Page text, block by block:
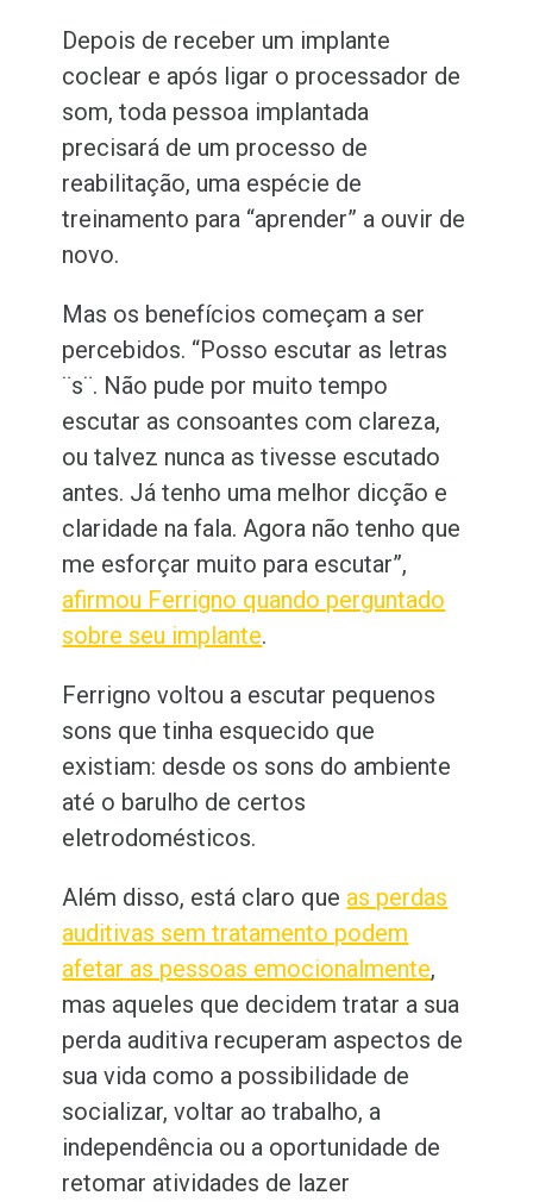
Depois de receber um implante
coclear e após ligar o processador de
som, toda pessoa implantada
precisará de um processo de
reabilitação, uma espécie de
treinamento para “aprender” a ouvir de
novo.
Mas os benefícios começam a ser
percebidos. “Posso escutar as letras
¨s¨. Não pude por muito tempo
escutar as consoantes com clareza,
ou talvez nunca as tivesse escutado
antes. Já tenho uma melhor dicção e
claridade na fala. Agora não tenho que
me esforçar muito para escutar”,
afirmou Ferrigno quando perguntado
sobre seu implante.
Ferrigno voltou a escutar pequenos
sons que tinha esquecido que
existiam: desde os sons do ambiente
até o barulho de certos
eletrodomésticos.
Além disso, está claro que as perdas
auditivas sem tratamento podem
afetar as pessoas emocionalmente,
mas aqueles que decidem tratar a sua
perda auditiva recuperam aspectos de
sua vida como a possibilidade de
socializar, voltar ao trabalho, a
independência ou a oportunidade de
retomar atividades de lazer